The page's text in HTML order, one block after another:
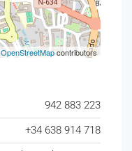
OpenStreetMapcontributors
942 883 223
+34 638 914 718